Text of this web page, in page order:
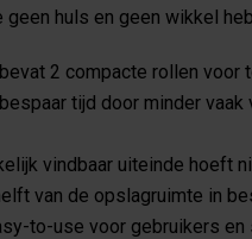
geen huls en geen wikkel
2 compacte rollen voor
tijd door minder vaak
vindbaar uiteinde hoeft
van de opslagruimte in
to-use voor gebruikers